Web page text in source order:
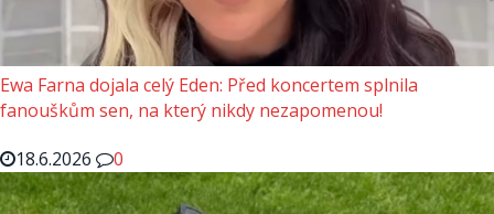
Ewa Farna dojala celý Eden: Před koncertem splnila
fanouškům sen, na který nikdy nezapomenou!
18.6.2026
0